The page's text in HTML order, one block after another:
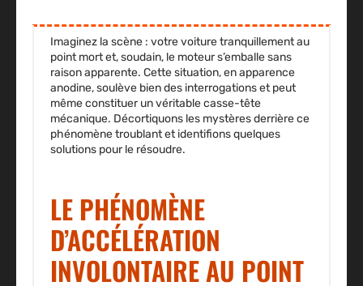
Imaginez la scène : votre voiture tranquillement au
point mort et, soudain, le moteur s’emballe sans
raison apparente. Cette situation, en apparence
anodine, soulève bien des interrogations et peut
même constituer un véritable casse-tête
mécanique. Décortiquons les mystères derrière ce
phénomène troublant et identifions quelques
solutions pour le résoudre.
LE PHÉNOMÈNE
D’ACCÉLÉRATION
INVOLONTAIRE AU POINT